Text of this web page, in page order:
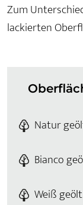
Zum
lackierten
Natur
Bianco
Weiß